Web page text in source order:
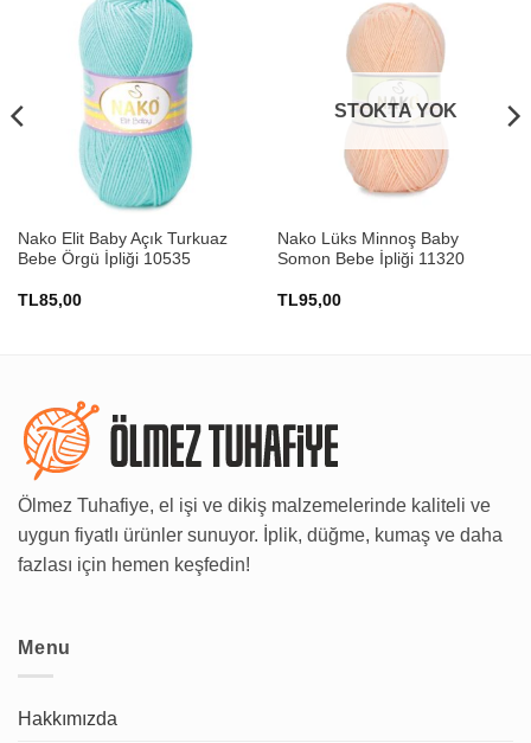
Nako Elit Baby Açık Turkuaz
Bebe Örgü İpliği 10535
TL85,00
STOKTA YOK
Nako Lüks Minnoş Baby
Somon Bebe İpliği 11320
TL95,00
Ölmez Tuhafiye, el işi ve dikiş malzemelerinde kaliteli ve
uygun fiyatlı ürünler sunuyor. İplik, düğme, kumaş ve daha
fazlası için hemen keşfedin!
Menu
Hakkımızda